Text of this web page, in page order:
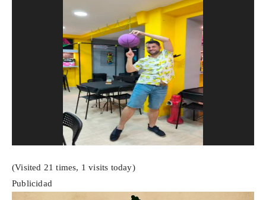
(Visited 21 times, 1 visits today)
Publicidad